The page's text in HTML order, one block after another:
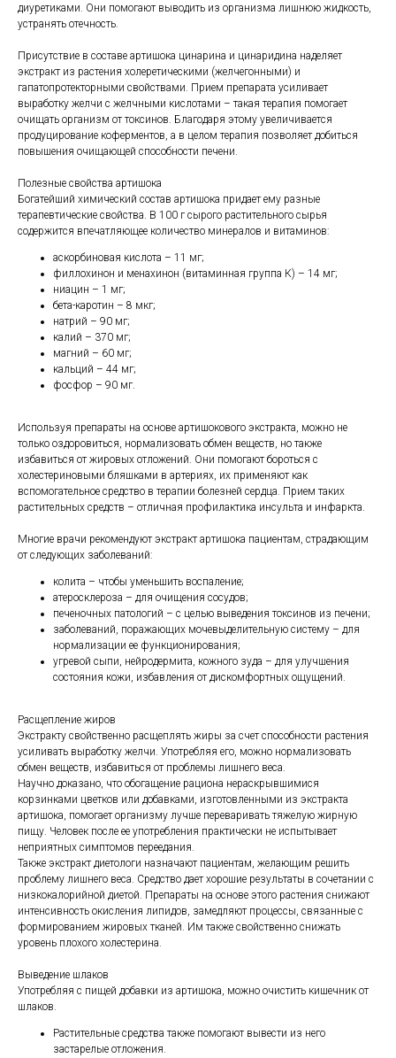
диуретиками. Они помогают выводить из организма лишнюю жидкость,
устранять отечность.
Присутствие в составе артишока цинарина и цинаридина наделяет
экстракт из растения холеретическими (желчегонными) и
гапатопротекторными свойствами. Прием препарата усиливает
выработку желчи с желчными кислотами – такая терапия помогает
очищать организм от токсинов. Благодаря этому увеличивается
продуцирование коферментов, а в целом терапия позволяет добиться
повышения очищающей способности печени.
Полезные свойства артишока
Богатейший химический состав артишока придает ему разные
терапевтические свойства. В 100 г сырого растительного сырья
содержится впечатляющее количество минералов и витаминов:
аскорбиновая кислота – 11 мг;
филлохинон и менахинон (витаминная группа К) – 14 мг;
ниацин – 1 мг;
бета-каротин – 8 мкг;
натрий – 90 мг;
калий – 370 мг;
магний – 60 мг;
кальций – 44 мг;
фосфор – 90 мг.
Используя препараты на основе артишокового экстракта, можно не
только оздоровиться, нормализовать обмен веществ, но также
избавиться от жировых отложений. Они помогают бороться с
холестериновыми бляшками в артериях, их применяют как
вспомогательное средство в терапии болезней сердца. Прием таких
растительных средств – отличная профилактика инсульта и инфаркта.
Многие врачи рекомендуют экстракт артишока пациентам, страдающим
от следующих заболеваний:
колита – чтобы уменьшить воспаление;
атеросклероза – для очищения сосудов;
печеночных патологий – с целью выведения токсинов из печени;
заболеваний, поражающих мочевыделительную систему – для
нормализации ее функционирования;
угревой сыпи, нейродермита, кожного зуда – для улучшения
состояния кожи, избавления от дискомфортных ощущений.
Расщепление жиров
Экстракту свойственно расщеплять жиры за счет способности растения
усиливать выработку желчи. Употребляя его, можно нормализовать
обмен веществ, избавиться от проблемы лишнего веса.
Научно доказано, что обогащение рациона нераскрывшимися
корзинками цветков или добавками, изготовленными из экстракта
артишока, помогает организму лучше переваривать тяжелую жирную
пищу. Человек после ее употребления практически не испытывает
неприятных симптомов переедания.
Также экстракт диетологи назначают пациентам, желающим решить
проблему лишнего веса. Средство дает хорошие результаты в сочетании с
низкокалорийной диетой. Препараты на основе этого растения снижают
интенсивность окисления липидов, замедляют процессы, связанные с
формированием жировых тканей. Им также свойственно снижать
уровень плохого холестерина.
Выведение шлаков
Употребляя с пищей добавки из артишока, можно очистить кишечник от
шлаков.
Растительные средства также помогают вывести из него
застарелые отложения.